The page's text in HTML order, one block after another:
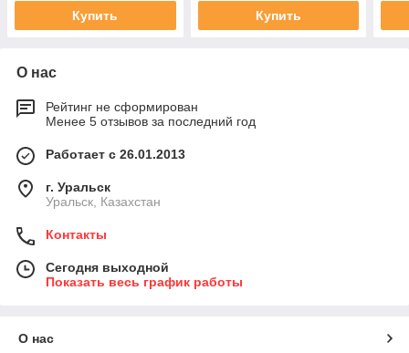
Купить Купить
О нас
Рейтинг не сформирован
Менее 5 отзывов за последний год
Работает с 26.01.2013
г. Уральск
Уральск, Казахстан
Контакты
Сегодня выходной
Показать весь график работы
О нас